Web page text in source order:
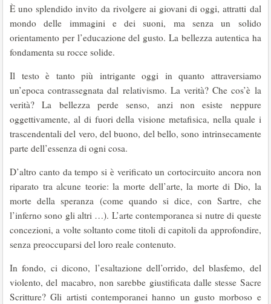
È uno splendido invito da rivolgere ai giovani di oggi, attratti dal
mondo delle immagini e dei suoni, ma senza un solido
orientamento per l’educazione del gusto. La bellezza autentica ha
fondamenta su rocce solide.
Il testo è tanto più intrigante oggi in quanto attraversiamo
un’epoca contrassegnata dal relativismo. La verità? Che cos’è la
verità? La bellezza perde senso, anzi non esiste neppure
oggettivamente, al di fuori della visione metafisica, nella quale i
trascendentali del vero, del buono, del bello, sono intrinsecamente
parte dell’essenza di ogni cosa.
D’altro canto da tempo si è verificato un cortocircuito ancora non
riparato tra alcune teorie: la morte dell’arte, la morte di Dio, la
morte della speranza (come quando si dice, con Sartre, che
l’inferno sono gli altri …). L’arte contemporanea si nutre di queste
concezioni, a volte soltanto come titoli di capitoli da approfondire,
senza preoccuparsi del loro reale contenuto.
In fondo, ci dicono, l’esaltazione dell’orrido, del blasfemo, del
violento, del macabro, non sarebbe giustificata dalle stesse Sacre
Scritture? Gli artisti contemporanei hanno un gusto morboso e